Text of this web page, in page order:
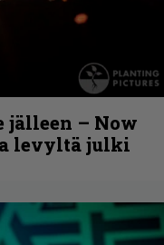
jälleen – Now
levyltä julki